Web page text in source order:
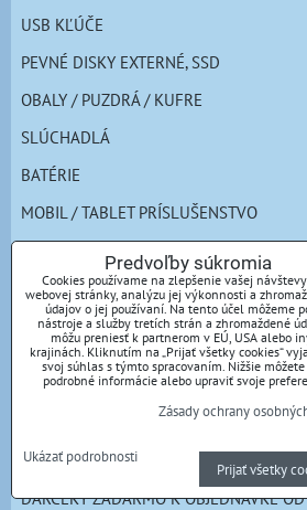
USB KĽÚČE
PEVNÉ DISKY EXTERNÉ, SSD
OBALY / PUZDRÁ / KUFRE
SLÚCHADLÁ
BATÉRIE
MOBIL / TABLET PRÍSLUŠENSTVO
PC PRÍSLUŠENSTVO
OSTATNÉ
LED ŽIAROVKY
VÝPREDAJ
Bonusové programy
DARČEKY ZADARMO K OBJEDNÁVKE
DARČEKY ZADARMO K OBJEDNÁVKE
Predvoľby súkromia
Cookies používame na zlepšenie vašej
webovej stránky, analýzu jej výkonnosti a
údajov o jej používaní. Na tento účel môžeme
nástroje a služby tretích strán a zhromaždené
môžu preniesť k partnerom v EÚ, USA alebo
krajinách. Kliknutím na „Prijať všetky cookies“
svoj súhlas s týmto spracovaním. Nižšie
podrobné informácie alebo upraviť svoje
Zásady ochrany
Ukázať podrobnosti
Prijať všetky